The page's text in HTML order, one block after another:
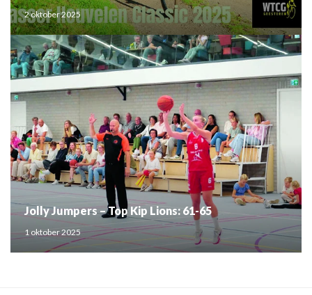
2 oktober 2025
Jolly Jumpers – Top Kip Lions: 61-65
1 oktober 2025